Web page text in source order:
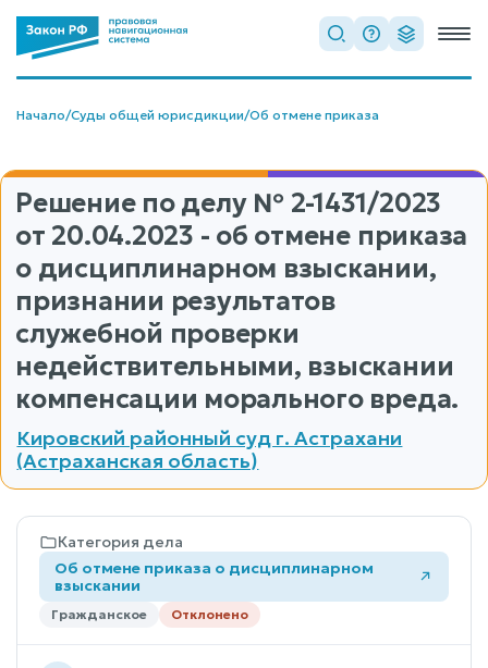
Начало/Суды общей юрисдикции/Об отмене приказа
Решение по делу № 2-1431/2023
от 20.04.2023 - об отмене приказа
о дисциплинарном взыскании,
признании результатов
служебной проверки
недействительными, взыскании
компенсации морального вреда.
Кировский районный суд г. Астрахани
(Астраханская область)
Категория дела
Об отмене приказа о дисциплинарном
взыскании
Гражданское Отклонено